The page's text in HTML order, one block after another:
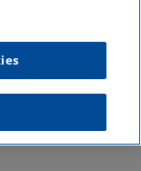
subtitles have been